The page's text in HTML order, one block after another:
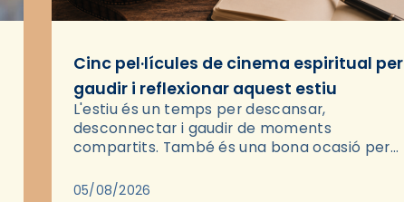
Cinc pel·lícules de cinema espiritual per
gaudir i reflexionar aquest estiu
L'estiu és un temps per descansar,
desconnectar i gaudir de moments
compartits. També és una bona ocasió per
través del cinema, reflexionar sobre les…
05/08/2026